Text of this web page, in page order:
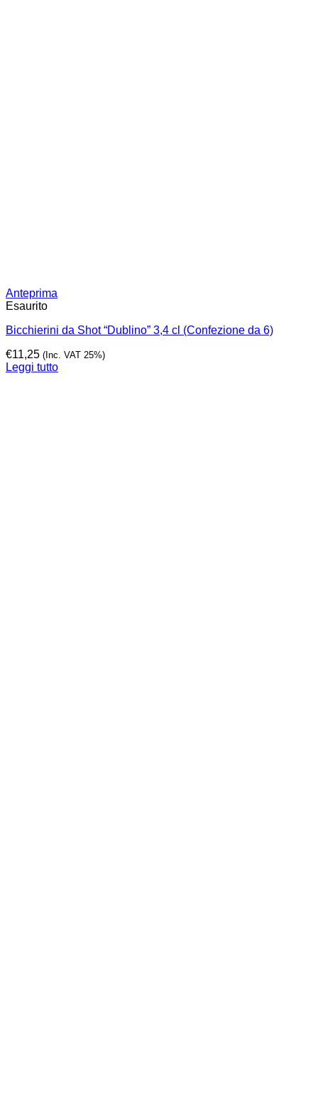
Anteprima
Esaurito
Bicchierini da Shot “Dublino” 3,4 cl (Confezione da 6)
€11,25 (Inc. VAT 25%)
Leggi tutto